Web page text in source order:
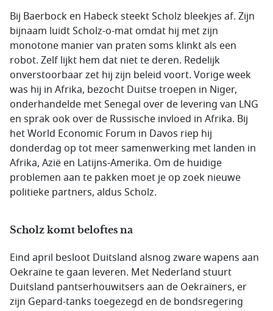
Bij Baerbock en Habeck steekt Scholz bleekjes af. Zijn
bijnaam luidt Scholz-o-mat omdat hij met zijn
monotone manier van praten soms klinkt als een
robot. Zelf lijkt hem dat niet te deren. Redelijk
onverstoorbaar zet hij zijn beleid voort. Vorige week
was hij in Afrika, bezocht Duitse troepen in Niger,
onderhandelde met Senegal over de levering van LNG
en sprak ook over de Russische invloed in Afrika. Bij
het World Economic Forum in Davos riep hij
donderdag op tot meer samenwerking met landen in
Afrika, Azië en Latijns-Amerika. Om de huidige
problemen aan te pakken moet je op zoek nieuwe
politieke partners, aldus Scholz.
Scholz komt beloftes na
Eind april besloot Duitsland alsnog zware wapens aan
Oekraïne te gaan leveren. Met Nederland stuurt
Duitsland pantserhouwitsers aan de Oekraïners, er
zijn Gepard-tanks toegezegd en de bondsregering